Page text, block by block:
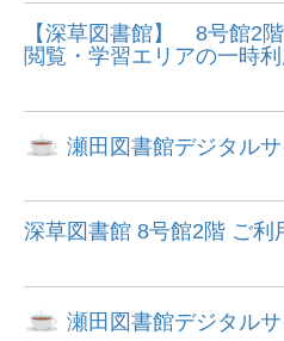
【深草図書館】 8号館2
閲覧・学習エリアの一時
瀬田図書館デジタル
深草図書館 8号館2階 ご利
瀬田図書館デジタル